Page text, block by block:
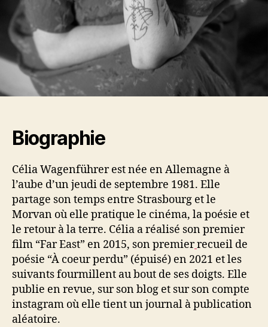
Biographie
Célia Wagenführer est née en Allemagne à
l’aube d’un jeudi de septembre 1981. Elle
partage son temps entre Strasbourg et le
Morvan où elle pratique le cinéma, la poésie et
le retour à la terre. Célia a réalisé son premier
film “Far East” en 2015, son premierrecueil de
poésie “À coeur perdu” (épuisé) en 2021 et les
suivants fourmillent au bout de ses doigts. Elle
publie en revue, sur son blog et sur son compte
instagram où elle tient un journal à publication
aléatoire.